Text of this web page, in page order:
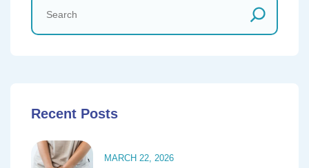
Recent Posts
MARCH 22, 2026